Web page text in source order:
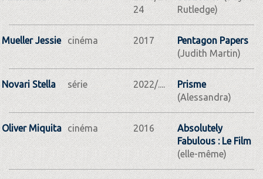
24
Rutledge)
Mueller Jessie cinéma 2017
Pentagon Papers
(Judith Martin)
Novari Stella série 2022/....
Prisme
(Alessandra)
Oliver Miquita cinéma 2016
Absolutely
Fabulous : Le Film
(elle-même)